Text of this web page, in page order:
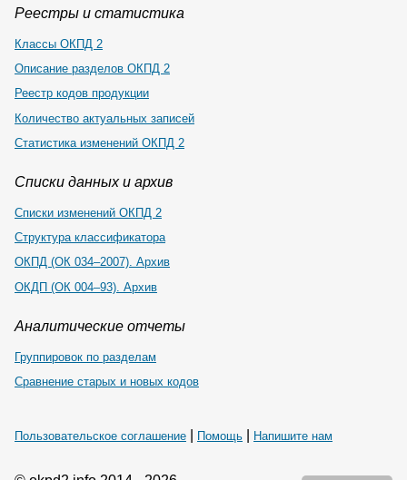
Реестры и статистика
Классы ОКПД 2
Описание разделов ОКПД 2
Реестр кодов продукции
Количество актуальных записей
Статистика изменений ОКПД 2
Списки данных и архив
Списки изменений ОКПД 2
Структура классификатора
ОКПД (ОК 034–2007). Архив
ОКДП (ОК 004–93). Архив
Аналитические отчеты
Группировок по разделам
Сравнение старых и новых кодов
Пользовательское соглашение Помощь Напишите нам